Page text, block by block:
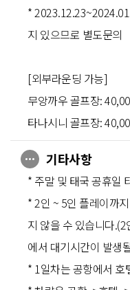
*
지 있으므로 별도문의
[외부라운딩 가능]
무앙까우 골프장:
타나시니 골프장:
기타사항
* 주말 및 태국 공휴일
* 2인 ~ 5인 플레이까
지 않을 수 있습니다
에서 대기시간이 발생
* 1일차는 공항에서 호